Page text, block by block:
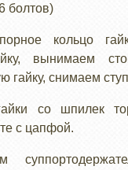
болтов)
кольцо
вынимаем
гайку, снимаем
со шпилек
с цапфой.